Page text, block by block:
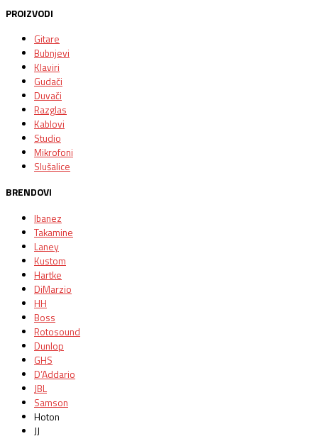
PROIZVODI
Gitare
Bubnjevi
Klaviri
Gudači
Duvači
Razglas
Kablovi
Studio
Mikrofoni
Slušalice
BRENDOVI
Ibanez
Takamine
Laney
Kustom
Hartke
DiMarzio
HH
Boss
Rotosound
Dunlop
GHS
D’Addario
JBL
Samson
Hoton
JJ